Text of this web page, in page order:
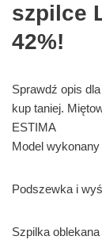
szpilce
42%!
Sprawdź opis
kup taniej.
ESTIMA
Model
Podszewka i
Szpilka